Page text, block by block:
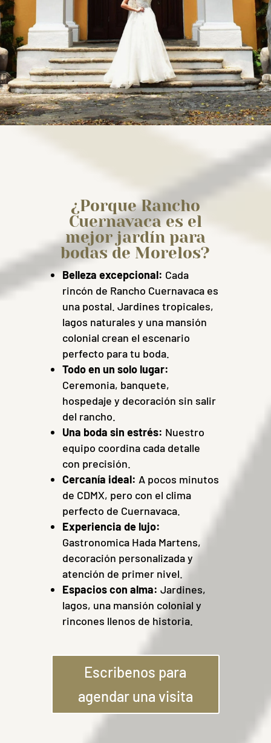
¿Porque Rancho
Cuernavaca es el
mejor jardín para
bodas de Morelos?
Belleza excepcional: Cada
rincón de Rancho Cuernavaca es
una postal. Jardines tropicales,
lagos naturales y una mansión
colonial crean el escenario
perfecto para tu boda.
Todo en un solo lugar:
Ceremonia, banquete,
hospedaje y decoración sin salir
del rancho.
Una boda sin estrés: Nuestro
equipo coordina cada detalle
con precisión.
Cercanía ideal: A pocos minutos
de CDMX, pero con el clima
perfecto de Cuernavaca.
Experiencia de lujo:
Gastronomica Hada Martens,
decoración personalizada y
atención de primer nivel.
Espacios con alma: Jardines,
lagos, una mansión colonial y
rincones llenos de historia.
Escribenos para
agendar una visita